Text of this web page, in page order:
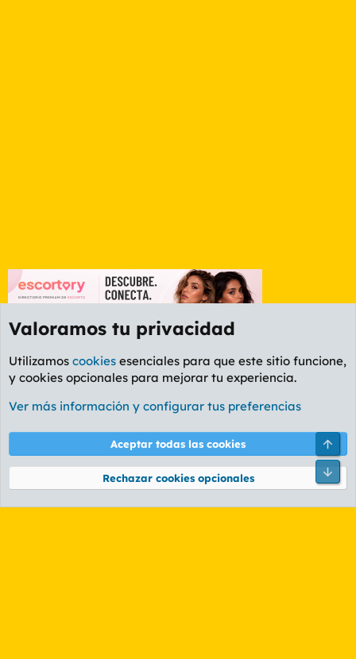
Etiquetas
Cookies
PL OLDSTYLE AMARILLO
Términos y reglas Política de privacidad Ayuda
Community platform by XenForo® © 2010-2026 XenForo Ltd.
Valoramos tu privacidad
Utilizamos cookies esenciales para que este sitio funcione,
y cookies opcionales para mejorar tu experiencia.
Ver más información y configurar tus preferencias
Aceptar todas las cookies
Rechazar cookies opcionales
Pie